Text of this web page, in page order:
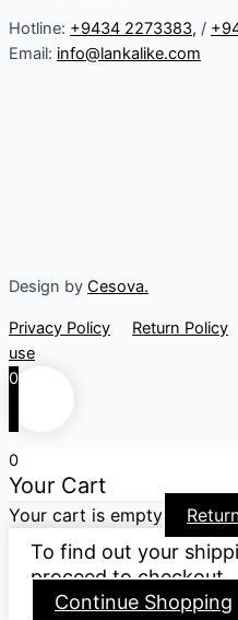
Hotline: +9434 2273383, /
Email: info@lankalike.com
Design by Cesova.
Privacy Policy Return Policy
use
0
0
Your Cart
Your cart is empty
To find out your
proceed to checkout.
Continue Shopping